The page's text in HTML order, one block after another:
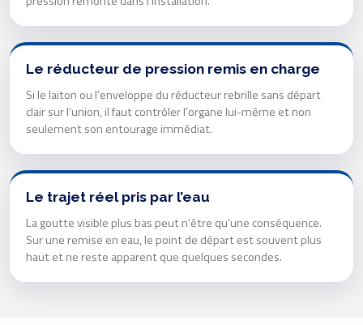
Le réducteur de pression remis en charge
Si le laiton ou l’enveloppe du réducteur rebrille sans départ
clair sur l’union, il faut contrôler l’organe lui-même et non
seulement son entourage immédiat.
Le trajet réel pris par l’eau
La goutte visible plus bas peut n’être qu’une conséquence.
Sur une remise en eau, le point de départ est souvent plus
haut et ne reste apparent que quelques secondes.